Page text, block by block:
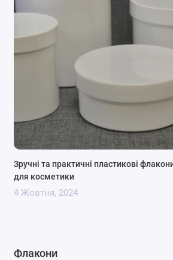
Ця баночка ідеально підходить
косметичних пробників,
кремів для обличчя або будь-яких
невеликій кількості. Її компактний
чудовим вибором для подорожей
нових продуктів. Баночка легко
використана повторно.
ознайомитись в розділі
"Косметичні
За консультацією
Підписуйтесь на наші
Зручні та практичні пластикові
для косметики
4 Жовтня, 2024
Флакони